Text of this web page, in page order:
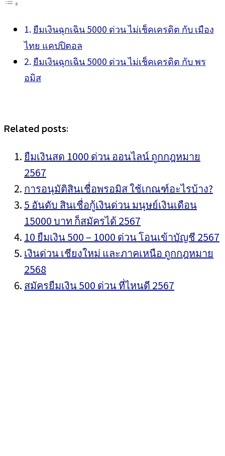
ยืมเงินฉุกเฉิน 5000 ด่วน ไม่เช็คเครดิต กับ เมือง
ไทย แคปปิตอล
ยืมเงินฉุกเฉิน 5000 ด่วน ไม่เช็คเครดิต กับ พร
อมิส
Related posts:
ยืมเงินสด 1000 ด่วน ออนไลน์ ถูกกฎหมาย
2567
การอนุมัติสินเชื่อพรอมิส ใช้เกณฑ์อะไรบ้าง?
5 อันดับ สินเชื่อกู้เงินด่วน มนุษย์เงินเดือน
15000 บาท ก็สมัครได้ 2567
10 ยืมเงิน 500 – 1000 ด่วน โอนเข้าบัญชี 2567
เงินด่วน เชียงใหม่ และภาคเหนือ ถูกกฎหมาย
2568
สมัครยืมเงิน 500 ด่วน ที่ไหนดี 2567